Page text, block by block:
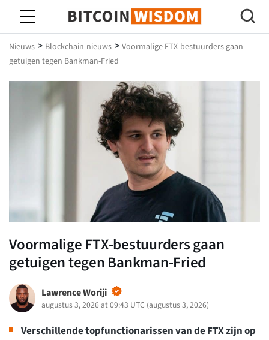
Bitcoin-wijsheid
Nieuws > Blockchain-nieuws > Voormalige FTX-bestuurders gaan
getuigen tegen Bankman-Fried
Voormalige FTX-bestuurders gaan
getuigen tegen Bankman-Fried
Lawrence Woriji
augustus 3, 2026 at 09:43 UTC (augustus 3, 2026)
Verschillende topfunctionarissen van de FTX zijn op